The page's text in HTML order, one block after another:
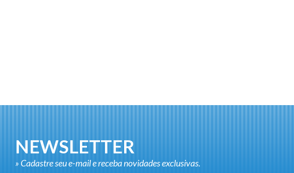
NEWSLETTER
» Cadastre seu e-mail e receba novidades exclusivas.